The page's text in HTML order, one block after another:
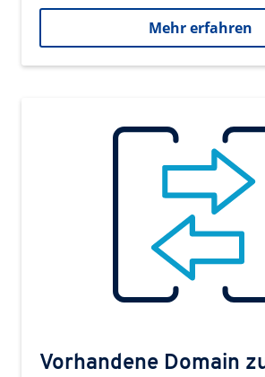
Mehr erfahren
Vorhandene Domain